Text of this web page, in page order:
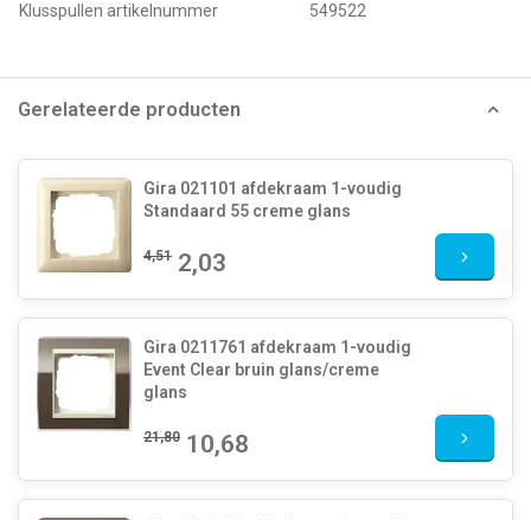
Klusspullen artikelnummer
549522
Gerelateerde producten
Gira 021101 afdekraam 1-voudig
Standaard 55 creme glans
4,51 2,03
Gira 0211761 afdekraam 1-voudig
Event Clear bruin glans/creme
glans
21,80 10,68